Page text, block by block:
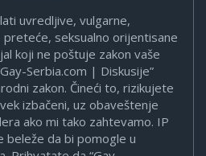
uvredljive, vulgarne,
preteće, seksualno orijentisane
koji ne poštuje zakon vaše
Serbia.com | Diskusije”
zakon. Čineći to, rizikujete
izbačeni, uz obaveštenje
ako mi tako zahtevamo. IP
da bi pomogle u